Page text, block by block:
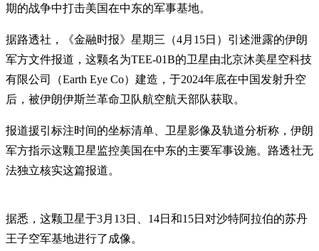
期的战争中打击美国在中东的军事基地。
据路透社，《金融时报》星期三（4月15日）引述泄露的伊朗
军方文件报道，这颗名为TEE-01B的卫星由北京沐美星空科技
有限公司（Earth Eye Co）建造，于2024年底在中国发射升空
后，被伊朗伊斯兰革命卫队航空航天部队获取。
报道援引标注时间的坐标清单、卫星影像及轨道分析称，伊朗
军方指示这颗卫星监控美国在中东的主要军事设施。路透社无
法独立核实这篇报道。
据悉，这颗卫星于3月13日、14日和15日对沙特阿拉伯的苏丹
王子空军基地进行了成像。